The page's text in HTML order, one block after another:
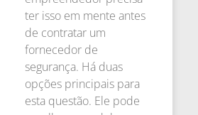
ter isso em mente antes
de contratar um
fornecedor de
segurança. Há duas
opções principais para
esta questão. Ele pode